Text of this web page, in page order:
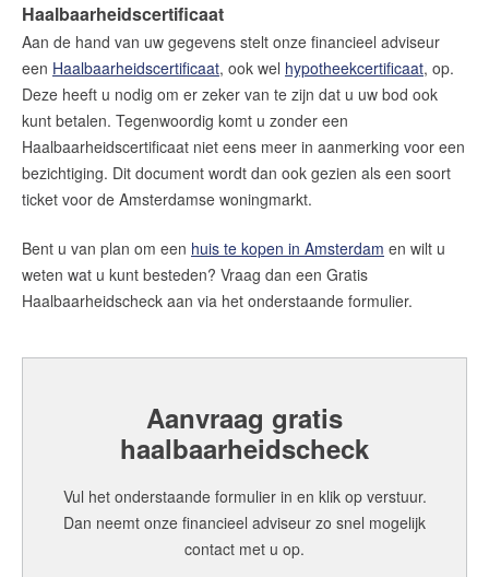
Rondje van het Huis
Plan uw bezichtiging online
Tevreden? Ontvang een dinercheque!
Uw huis verhuren
Onze diensten
Word jij onze nieuwe makelaar?
Woning Waarde Adviesdagen
De Amsterdamse woningmarkt
verandert
Lees de blog van Redactie Makelaars van
Amsterdam
Haalbaarheidscertificaat
Aan de hand van uw gegevens stelt onze financieel adviseur
een Haalbaarheidscertificaat, ook wel hypotheekcertificaat, op.
Deze heeft u nodig om er zeker van te zijn dat u uw bod ook
kunt betalen. Tegenwoordig komt u zonder een
Haalbaarheidscertificaat niet eens meer in aanmerking voor een
bezichtiging. Dit document wordt dan ook gezien als een soort
ticket voor de Amsterdamse woningmarkt.
Bent u van plan om een huis te kopen in Amsterdam en wilt u
weten wat u kunt besteden? Vraag dan een Gratis
Haalbaarheidscheck aan via het onderstaande formulier.
Aanvraag gratis
haalbaarheidscheck
Vul het onderstaande formulier in en klik op verstuur.
Dan neemt onze financieel adviseur zo snel mogelijk
contact met u op.